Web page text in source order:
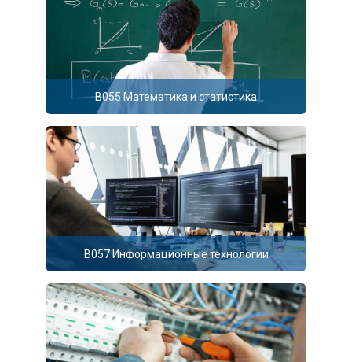
B055 Математика и статистика
В057 Информационные технологии